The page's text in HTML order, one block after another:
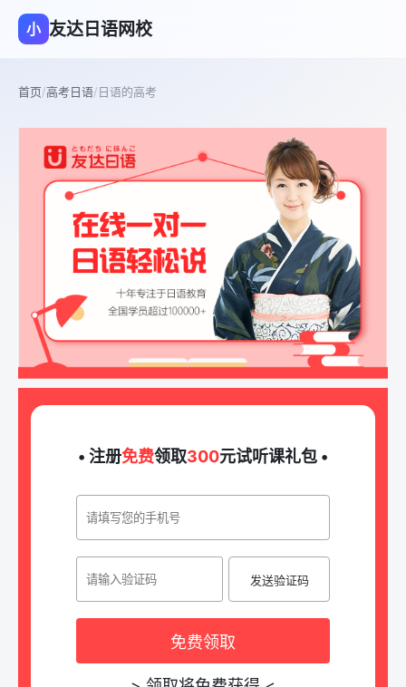
小 友达日语网校
首页/高考日语/日语的高考
• 注册免费领取300元试听课礼包 •
发送验证码
免费领取